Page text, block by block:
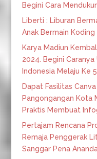
Begini Cara
Liberti : Liburan
Anak Bermain Koding
Karya Madiun
2024. Begini
Indonesia Melaju Ke
Dapat Fasilitas
Pangongangan Kota
Praktis Membuat
Pertajam Rencana
Remaja Penggerak
Sanggar Pena